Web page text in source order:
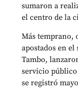
sumaron a
el centro de la
Más temprano,
apostados en
Tambo,
servicio
se registró